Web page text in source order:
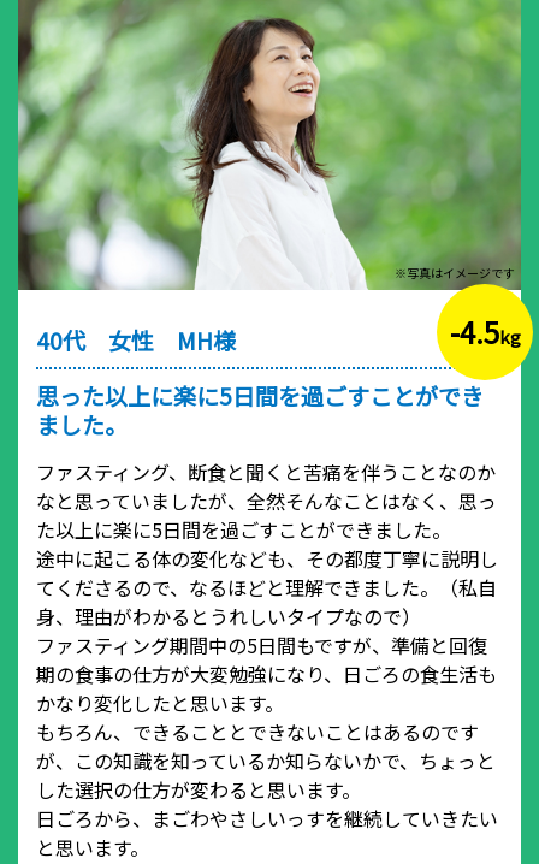
※写真はイメージです
-4.5kg
40代 女性 MH様
思った以上に楽に5日間を過ごすことができ
ました。
ファスティング、断食と聞くと苦痛を伴うことなのか
なと思っていましたが、全然そんなことはなく、思っ
た以上に楽に5日間を過ごすことができました。
途中に起こる体の変化なども、その都度丁寧に説明し
てくださるので、なるほどと理解できました。（私自
身、理由がわかるとうれしいタイプなので）
ファスティング期間中の5日間もですが、準備と回復
期の食事の仕方が大変勉強になり、日ごろの食生活も
かなり変化したと思います。
もちろん、できることとできないことはあるのです
が、この知識を知っているか知らないかで、ちょっと
した選択の仕方が変わると思います。
日ごろから、まごわやさしいっすを継続していきたい
と思います。